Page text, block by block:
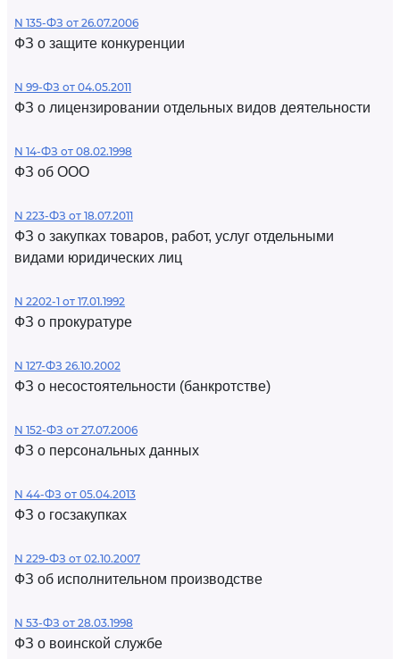
N 135-ФЗ от 26.07.2006
ФЗ о защите конкуренции
N 99-ФЗ от 04.05.2011
ФЗ о лицензировании отдельных видов деятельности
N 14-ФЗ от 08.02.1998
ФЗ об ООО
N 223-ФЗ от 18.07.2011
ФЗ о закупках товаров, работ, услуг отдельными
видами юридических лиц
N 2202-1 от 17.01.1992
ФЗ о прокуратуре
N 127-ФЗ 26.10.2002
ФЗ о несостоятельности (банкротстве)
N 152-ФЗ от 27.07.2006
ФЗ о персональных данных
N 44-ФЗ от 05.04.2013
ФЗ о госзакупках
N 229-ФЗ от 02.10.2007
ФЗ об исполнительном производстве
N 53-ФЗ от 28.03.1998
ФЗ о воинской службе